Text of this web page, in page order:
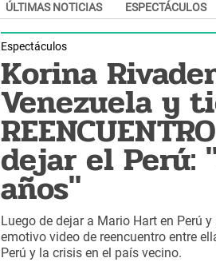
ÚLTIMAS NOTICIAS ESPECTÁCULOS
Espectáculos
Korina
Venezuela y
dejar el Perú:
años"
Luego de dejar a Mario Hart en Perú
emotivo video de reencuentro entre
Perú y la crisis en el país vecino.